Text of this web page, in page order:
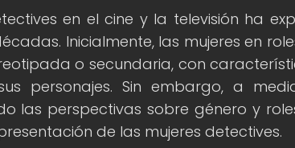
en el cine y la televisión ha
Inicialmente, las mujeres en
o secundaria, con
personajes. Sin embargo, a
las perspectivas sobre género y
de las mujeres detectives.